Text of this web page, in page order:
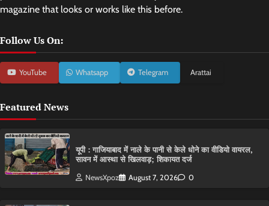
magazine that looks or works like this before.
Follow Us On:
YouTube Whatsapp Telegram Arattai
Featured News
यूपी : गाजियाबाद में नाले के पानी से केले धोने का वीडियो वायरल,
सावन में आस्था से खिलवाड़; शिकायत दर्ज
NewsXpoz August 7, 2026 0